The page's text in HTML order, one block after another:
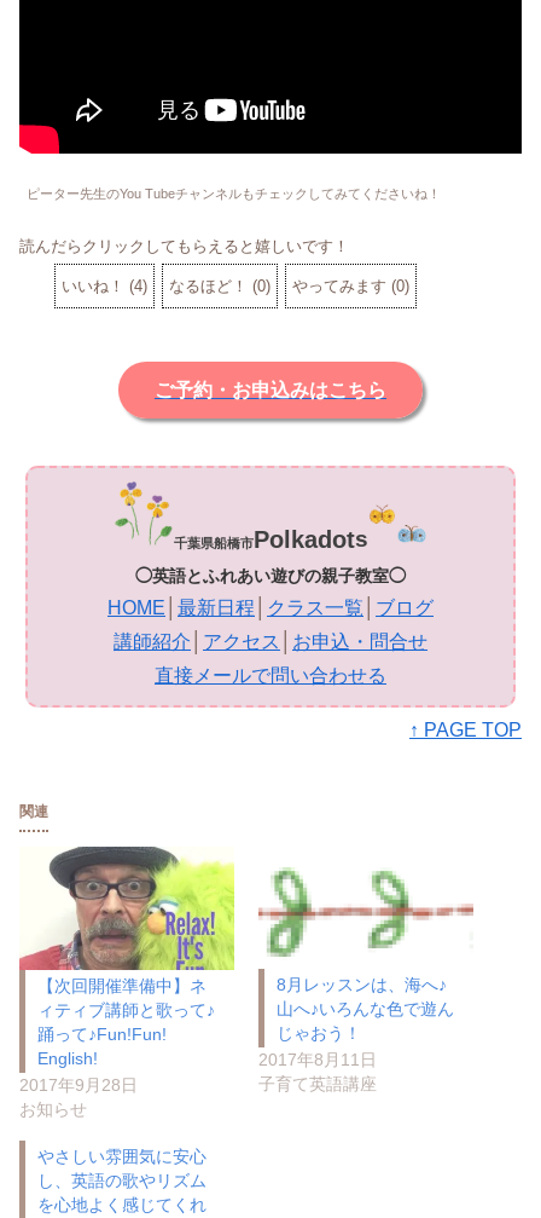
ピーター先生のYou Tubeチャンネルもチェックしてみてくださいね！
読んだらクリックしてもらえると嬉しいです！
いいね！ (4) なるほど！ (0) やってみます (0)
ご予約・お申込みはこちら
千葉県船橋市Polkadots
◯英語とふれあい遊びの親子教室◯
HOME 最新日程 クラス一覧
ブログ
講師紹介
アクセス
お申込・問合せ
直接メールで問い合わせる
↑ PAGE TOP
関連
【次回開催準備中】ネ
ィティブ講師と歌って♪
踊って♪Fun!Fun!
English!
2017年9月28日
お知らせ
8月レッスンは、海へ♪
山へ♪いろんな色で遊ん
じゃおう！
2017年8月11日
子育て英語講座
やさしい雰囲気に安心
し、英語の歌やリズム
を心地よく感じてくれ